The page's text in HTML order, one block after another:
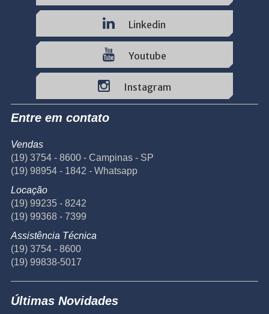
Linkedin
Youtube
Instagram
Entre em contato
Vendas
(19) 3754 - 8600 - Campinas - SP
(19) 98954 - 1842 - Whatsapp
Locação
(19) 99235 - 8242
(19) 99368 - 7399
Assistência Técnica
(19) 3754 - 8600
(19) 99838-5017
Últimas Novidades